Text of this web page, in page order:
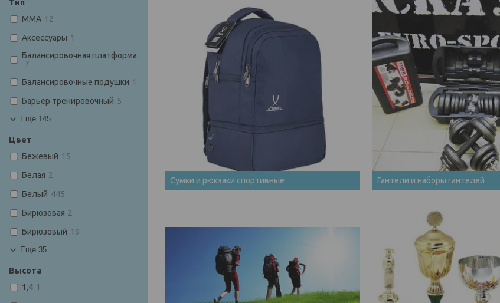
Сумки и рюкзаки спортивные Гантели и наборы гантелей
Тип
MMA 12
Аксессуары 1
Балансировочная платформа
7
Балансировочные подушки 1
Барьер тренировочный 5
Еще 145
Цвет
Бежевый 15
Белая 2
Белый 445
Бирюзовая 2
Бирюзовый 19
Еще 35
Высота
1,4 1